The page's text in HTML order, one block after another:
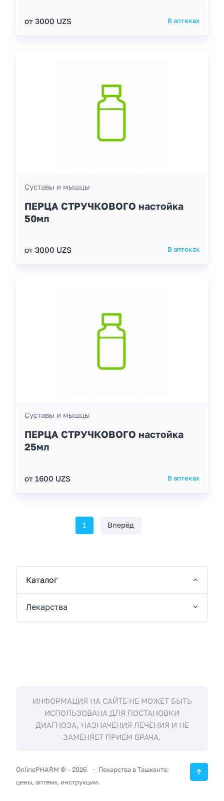
от 3000 UZS В аптеках
Суставы и мышцы
ПЕРЦА СТРУЧКОВОГО настойка
50мл
от 3000 UZS В аптеках
Суставы и мышцы
ПЕРЦА СТРУЧКОВОГО настойка
25мл
от 1600 UZS В аптеках
1 Вперёд
Каталог
Лекарства
ИНФОРМАЦИЯ НА САЙТЕ НЕ МОЖЕТ БЫТЬ
ИСПОЛЬЗОВАНА ДЛЯ ПОСТАНОВКИ
ДИАГНОЗА, НАЗНАЧЕНИЯ ЛЕЧЕНИЯ И НЕ
ЗАМЕНЯЕТ ПРИЕМ ВРАЧА.
OnlinePHARM © -2026
Лекарства в Ташкенте:
цены, аптеки, инструкции.